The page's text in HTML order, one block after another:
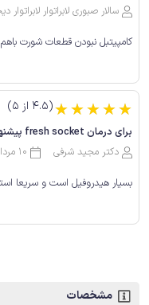
سالار صبوری لابراتوار لابراتوار
کامپیتبل نبودن قطعات شورت
(4.5 از 5)☆☆☆☆☆
برای درمان fresh socket پیشنهاد میشود. بسیار سریع جوش میخورد
دکتر مجید شرفی
10 مرداد 1405
بسیار هیدروفیل است و سریعا
مشخصات